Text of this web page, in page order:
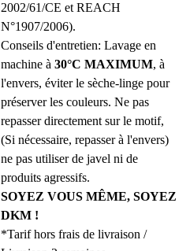
2002/61/CE et REACH
N°1907/2006).
Conseils d'entretien: Lavage en
machine à 30°C MAXIMUM, à
l'envers, éviter le sèche-linge pour
préserver les couleurs. Ne pas
repasser directement sur le motif,
(Si nécessaire, repasser à l'envers)
ne pas utiliser de javel ni de
produits agressifs.
SOYEZ VOUS MÊME, SOYEZ
DKM !
*Tarif hors frais de livraison /